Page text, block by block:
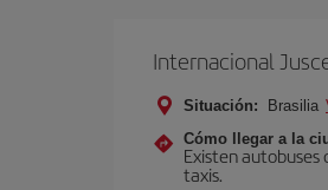
Internacional
Situación: Brasilia
Cómo llegar a la
Existen
taxis.